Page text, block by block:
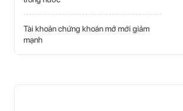
Tài khoản chứng khoán mở mới giảm
mạnh